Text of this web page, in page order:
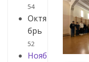
54
Октя
брь
52
Нояб